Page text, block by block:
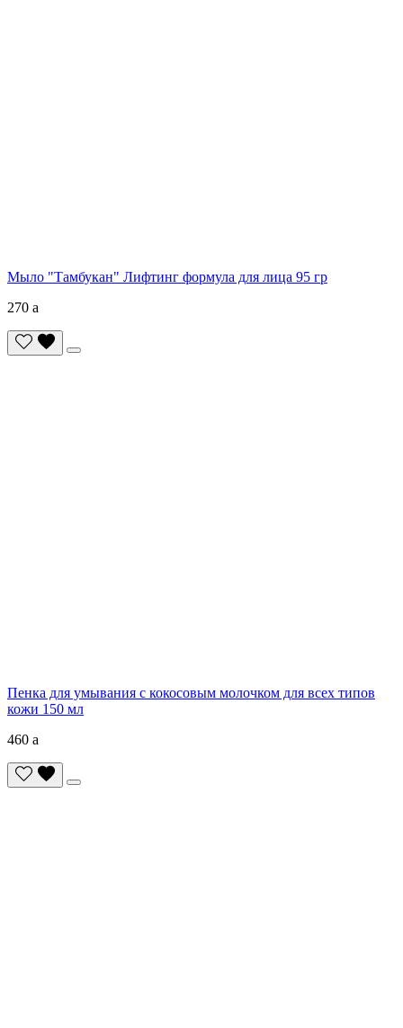
Мыло "Тамбукан" Лифтинг формула для лица 95 гр
270 a
Пенка для умывания с кокосовым молочком для всех типов
кожи 150 мл
460 a